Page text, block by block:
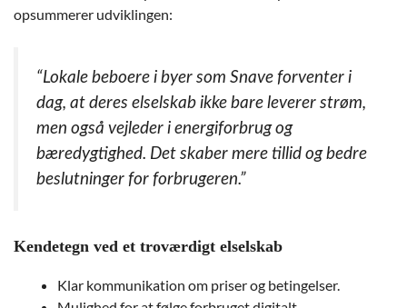
opsummerer udviklingen:
“Lokale beboere i byer som Snave forventer i
dag, at deres elselskab ikke bare leverer strøm,
men også vejleder i energiforbrug og
bæredygtighed. Det skaber mere tillid og bedre
beslutninger for forbrugeren.”
Kendetegn ved et troværdigt elselskab
Klar kommunikation om priser og betingelser.